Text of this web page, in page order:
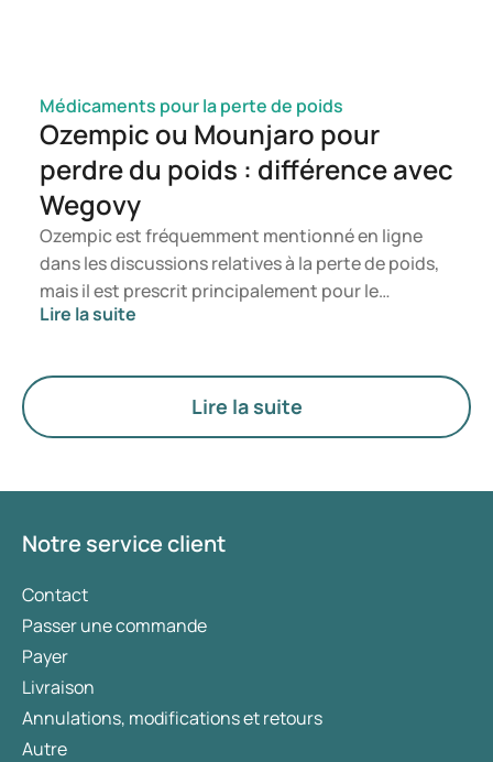
Médicaments pour la perte de poids
Ozempic ou Mounjaro pour
perdre du poids : différence avec
Wegovy
Ozempic est fréquemment mentionné en ligne
dans les discussions relatives à la perte de poids,
mais il est prescrit principalement pour le
traitement du diabète de type 2. Si vous
à la gestion du poids, des médicaments tels que
Mounjaro et Wegovy sont généralement
privilégiés. Le choix du traitement le plus adapté
d’utilisation de médicaments.
Lire la suite
Lire la suite
Notre service client
Contact
Passer une commande
Payer
Livraison
Annulations, modifications et retours
Autre